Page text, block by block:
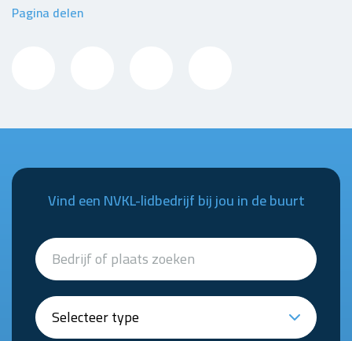
Pagina delen
Vind een NVKL-lidbedrijf bij jou in de buurt